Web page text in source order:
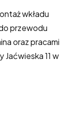
wkładu
przewodu
oraz pracami
11 w